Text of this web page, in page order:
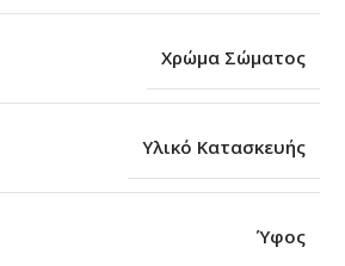
Χρώμα Σώματος
Υλικό Κατασκευής
Ύφος